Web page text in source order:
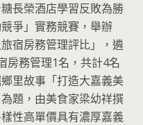
長榮酒店學習反敗為勝
爭」實務競賽，舉辦
宿房務管理評比」，遴
房務管理1名，共計4名
里故事「打造大嘉義美
題，由美食家梁幼祥撰
性高單價具有濃厚嘉義